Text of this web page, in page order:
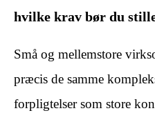
hvilke krav bør du
Små og mellemstore
præcis de samme
forpligtelser som store